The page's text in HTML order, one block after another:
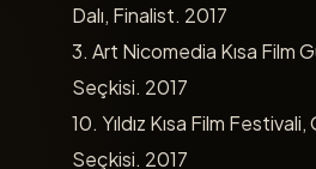
Dalı, Finalist. 2017
3. Art Nicomedia Kısa Film
Seçkisi. 2017
10. Yıldız Kısa Film
Seçkisi. 2017